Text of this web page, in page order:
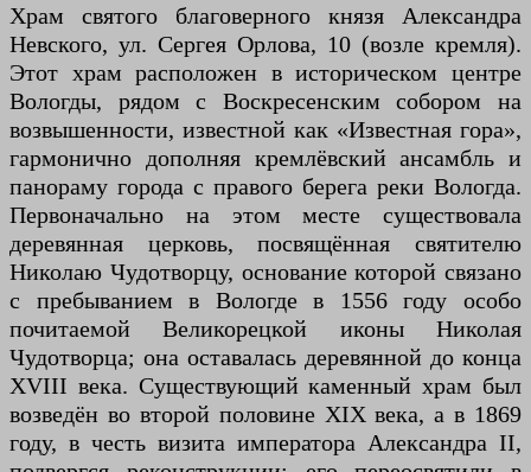
Храм святого благоверного князя Александра
Невского, ул. Сергея Орлова, 10 (возле кремля).
Этот храм расположен в историческом центре
Вологды, рядом с Воскресенским собором на
возвышенности, известной как «Известная гора»,
гармонично дополняя кремлёвский ансамбль и
панораму города с правого берега реки Вологда.
Первоначально на этом месте существовала
деревянная церковь, посвящённая святителю
Николаю Чудотворцу, основание которой связано
с пребыванием в Вологде в 1556 году особо
почитаемой Великорецкой иконы Николая
Чудотворца; она оставалась деревянной до конца
XVIII века. Существующий каменный храм был
возведён во второй половине XIX века, а в 1869
году, в честь визита императора Александра II,